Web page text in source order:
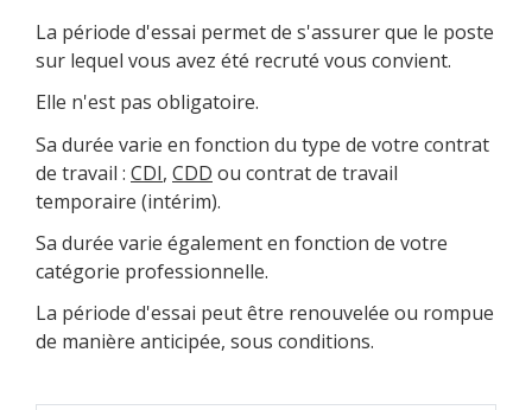
La période d'essai permet de s'assurer que le poste
sur lequel vous avez été recruté vous convient.
Elle n'est pas obligatoire.
Sa durée varie en fonction du type de votre contrat
de travail : CDI, CDD ou contrat de travail
temporaire (intérim).
Sa durée varie également en fonction de votre
catégorie professionnelle.
La période d'essai peut être renouvelée ou rompue
de manière anticipée, sous conditions.